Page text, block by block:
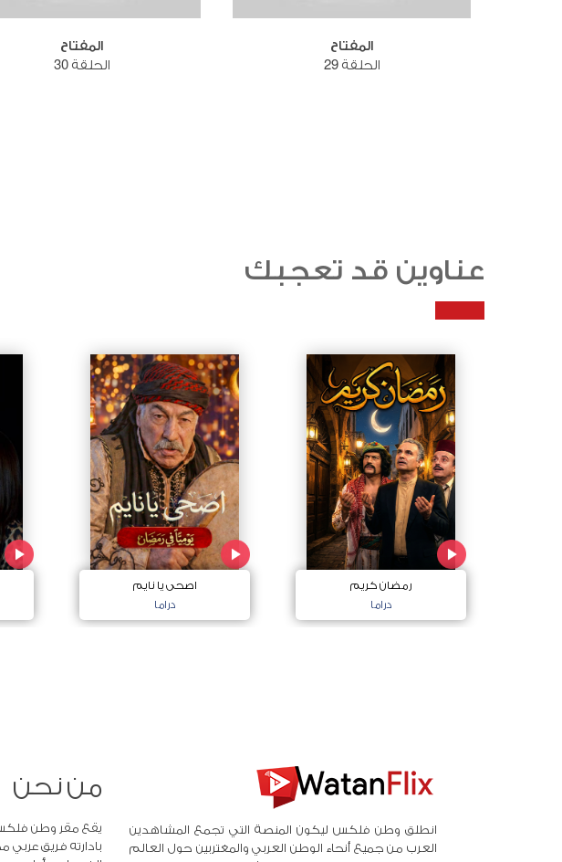
المفتاح
الحلقة 29
المفتاح
الحلقة 30
عناوين قد تعجبك
رمضان كريم
دراما
اصحى يا نايم
دراما
انطلق وطن فلكس ليكون المنصة التي تجمع المشاهدين
العرب من جميع أنحاء الوطن العربي والمغتربين حول العالم
من نحن
يقع مقر وطن فلكس
بادارته فريق